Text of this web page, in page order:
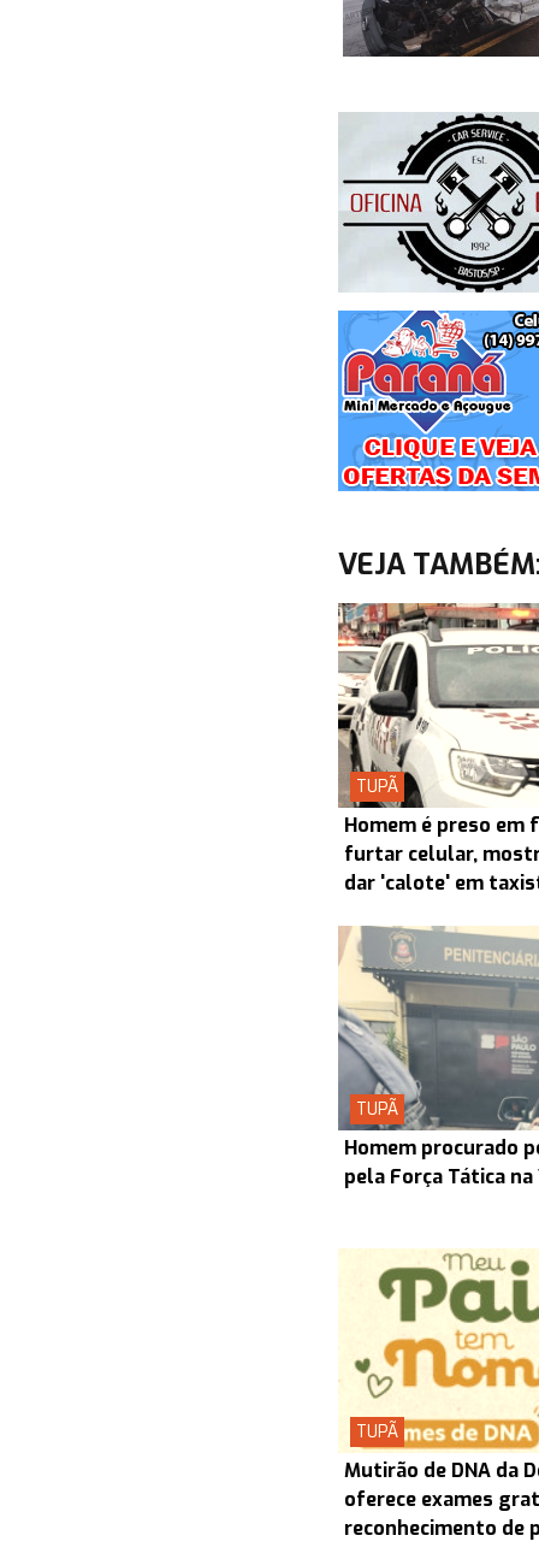
VEJA
TUPÃ
Homem é preso
furtar celular,
dar 'calote' em
TUPÃ
Homem procurado
pela Força Tática
TUPÃ
Mutirão de DNA da
oferece exames
reconhecimento de